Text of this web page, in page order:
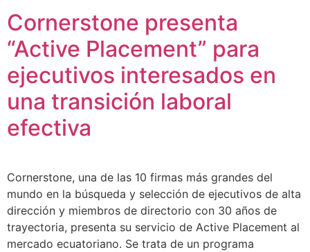
Cornerstone presenta
“Active Placement” para
ejecutivos interesados en
una transición laboral
efectiva
Cornerstone, una de las 10 firmas más grandes del
mundo en la búsqueda y selección de ejecutivos de alta
dirección y miembros de directorio con 30 años de
trayectoria, presenta su servicio de Active Placement al
mercado ecuatoriano. Se trata de un programa